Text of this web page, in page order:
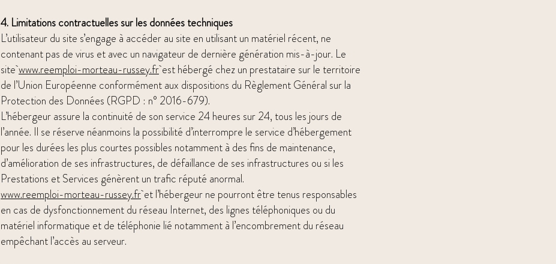
4. Limitations contractuelles sur les données techniques
L’utilisateur du site s’engage à accéder au site en utilisant un matériel récent, ne
contenant pas de virus et avec un navigateur de dernière génération mis-à-jour. Le
sitewww.reemploi-morteau-russey.frest hébergé chez un prestataire sur le territoire
de l’Union Européenne conformément aux dispositions du Règlement Général sur la
Protection des Données (RGPD : n° 2016-679).
L’hébergeur assure la continuité de son service 24 heures sur 24, tous les jours de
l’année. Il se réserve néanmoins la possibilité d’interrompre le service d’hébergement
pour les durées les plus courtes possibles notamment à des fins de maintenance,
d’amélioration de ses infrastructures, de défaillance de ses infrastructures ou si les
Prestations et Services génèrent un trafic réputé anormal.
www.reemploi-morteau-russey.fret l’hébergeur ne pourront être tenus responsables
en cas de dysfonctionnement du réseau Internet, des lignes téléphoniques ou du
matériel informatique et de téléphonie lié notamment à l’encombrement du réseau
empêchant l’accès au serveur.